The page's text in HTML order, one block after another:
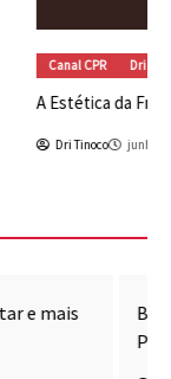
Kim